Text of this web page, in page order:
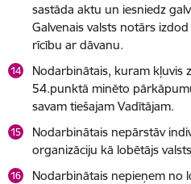
sastāda aktu un iesniedz
Galvenais valsts notārs
rīcību ar dāvanu.
Nodarbinātais, kuram kļuvis
54.punktā minēto
savam tiešajam Vadītājam.
Nodarbinātais nepārstāv
organizāciju kā lobētājs
Nodarbinātais nepieņem no